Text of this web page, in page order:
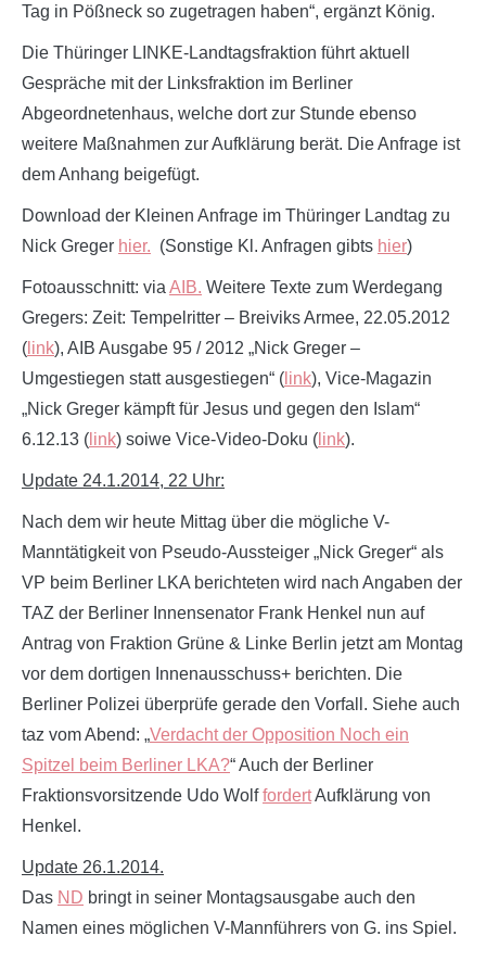
Tag in Pößneck so zugetragen haben“, ergänzt König.
Die Thüringer LINKE-Landtagsfraktion führt aktuell
Gespräche mit der Linksfraktion im Berliner
Abgeordnetenhaus, welche dort zur Stunde ebenso
weitere Maßnahmen zur Aufklärung berät. Die Anfrage ist
dem Anhang beigefügt.
Download der Kleinen Anfrage im Thüringer Landtag zu
Nick Greger hier. (Sonstige Kl. Anfragen gibts hier)
Fotoausschnitt: via AIB. Weitere Texte zum Werdegang
Gregers: Zeit: Tempelritter – Breiviks Armee, 22.05.2012
( link), AIB Ausgabe 95 / 2012 „Nick Greger –
Umgestiegen statt ausgestiegen“ ( link), Vice-Magazin
„Nick Greger kämpft für Jesus und gegen den Islam“
6.12.13 ( link) soiwe Vice-Video-Doku ( link).
Update 24.1.2014, 22 Uhr:
Nach dem wir heute Mittag über die mögliche V-
Manntätigkeit von Pseudo-Aussteiger „Nick Greger“ als
VP beim Berliner LKA berichteten wird nach Angaben der
TAZ der Berliner Innensenator Frank Henkel nun auf
Antrag von Fraktion Grüne & Linke Berlin jetzt am Montag
vor dem dortigen Innenausschuss+ berichten. Die
Berliner Polizei überprüfe gerade den Vorfall. Siehe auch
taz vom Abend: „Verdacht der Opposition Noch ein
Spitzel beim Berliner LKA?“ Auch der Berliner
Fraktionsvorsitzende Udo WolffordertAufklärung von
Henkel.
Update 26.1.2014.
Das ND bringt in seiner Montagsausgabe auch den
Namen eines möglichen V-Mannführers von G. ins Spiel.